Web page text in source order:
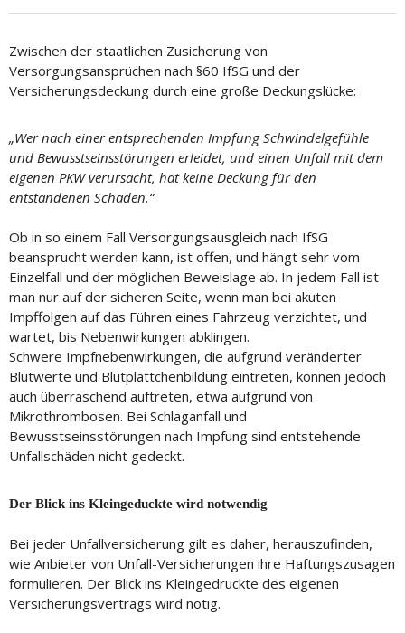
Zwischen der staatlichen Zusicherung von
Versorgungsansprüchen nach §60 IfSG und der
Versicherungsdeckung durch eine große Deckungslücke:
„Wer nach einer entsprechenden Impfung Schwindelgefühle
und Bewusstseinsstörungen erleidet, und einen Unfall mit dem
eigenen PKW verursacht, hat keine Deckung für den
entstandenen Schaden.“
Ob in so einem Fall Versorgungsausgleich nach IfSG
beansprucht werden kann, ist offen, und hängt sehr vom
Einzelfall und der möglichen Beweislage ab. In jedem Fall ist
man nur auf der sicheren Seite, wenn man bei akuten
Impffolgen auf das Führen eines Fahrzeug verzichtet, und
wartet, bis Nebenwirkungen abklingen.
Schwere Impfnebenwirkungen, die aufgrund veränderter
Blutwerte und Blutplättchenbildung eintreten, können jedoch
auch überraschend auftreten, etwa aufgrund von
Mikrothrombosen. Bei Schlaganfall und
Bewusstseinsstörungen nach Impfung sind entstehende
Unfallschäden nicht gedeckt.
Der Blick ins Kleingeduckte wird notwendig
Bei jeder Unfallversicherung gilt es daher, herauszufinden,
wie Anbieter von Unfall-Versicherungen ihre Haftungszusagen
formulieren. Der Blick ins Kleingedruckte des eigenen
Versicherungsvertrags wird nötig.